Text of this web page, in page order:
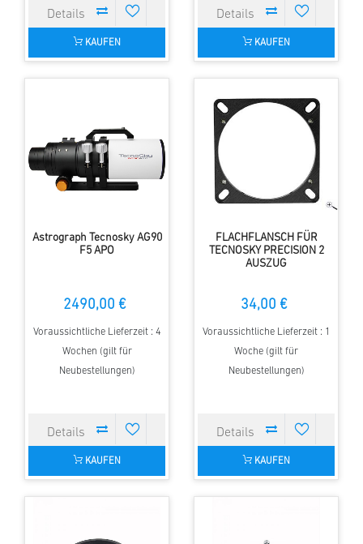
KAUFEN KAUFEN
Astrograph Tecnosky AG90
F5 APO
2490,00 €
Voraussichtliche Lieferzeit : 4
Wochen (gilt für
Neubestellungen)
KAUFEN
FLACHFLANSCH FÜR
TECNOSKY PRECISION 2
AUSZUG
34,00 €
Voraussichtliche Lieferzeit : 1
Woche (gilt für
Neubestellungen)
KAUFEN